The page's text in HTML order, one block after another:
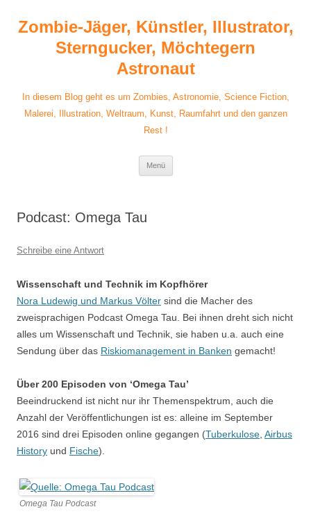
springen
Zombie-Jäger, Künstler, Illustrator,
Sterngucker, Möchtegern
Astronaut
In diesem Blog geht es um Zombies, Astronomie, Science Fiction,
Malerei, Illustration, Weltraum, Kunst, Raumfahrt und den ganzen
Rest !
Menü
Podcast: Omega Tau
Schreibe eine Antwort
Wissenschaft und Technik im Kopfhörer
Nora Ludewig und Markus Völter sind die Macher des
zweisprachigen Podcast Omega Tau. Bei ihnen dreht sich nicht
alles um Wissenschaft und Technik, sie haben u.a. auch eine
Sendung über das Riskiomanagement in Banken gemacht!
Über 200 Episoden von ‘Omega Tau’
Beeindruckend ist nicht nur ihr Themenspektrum, auch die
Anzahl der Veröffentlichungen ist es: alleine im September
2016 sind drei Episoden online gegangen (Tuberkulose Airbus
History und Fische).
Omega Tau Podcast